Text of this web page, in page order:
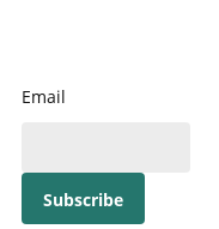
Email